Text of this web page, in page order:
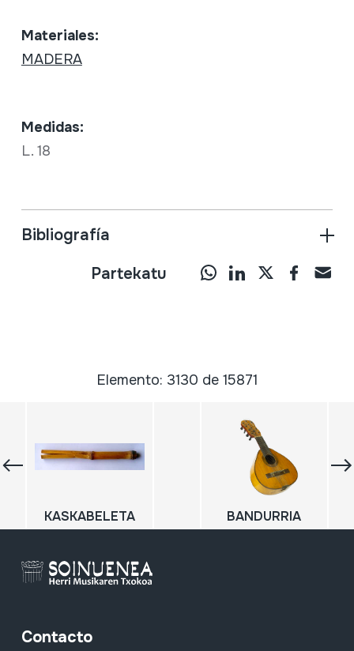
Materiales:
MADERA
Medidas:
L. 18
Bibliografía
Partekatu
Elemento: 3130 de 15871
KASKABELETA BANDURRIA
Contacto